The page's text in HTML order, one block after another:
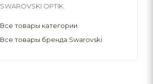
SWAROVSKI OPTIK.
Все товары категории
Все товары бренда Swarovski